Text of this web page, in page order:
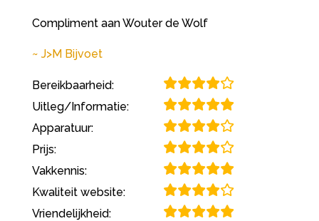
Compliment aan Wouter de Wolf
J>M Bijvoet
Bereikbaarheid:
Uitleg/Informatie:
Apparatuur:
Prijs:
Vakkennis:
Kwaliteit website:
Vriendelijkheid: